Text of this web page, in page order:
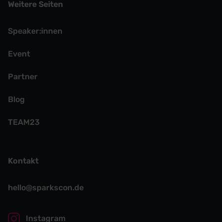
Weitere Seiten
Speaker:innen
Event
Partner
Blog
TEAM23
Kontakt
hello@sparkscon.de
Instagram